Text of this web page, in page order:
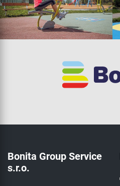
Bonita Group Service
s.r.o.